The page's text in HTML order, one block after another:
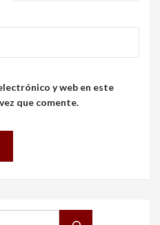
y web en este
que comente.